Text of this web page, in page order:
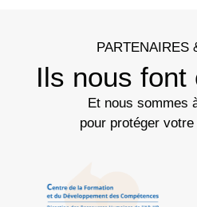
PARTENAIRES
Ils nous font
Et nous sommes
pour protéger